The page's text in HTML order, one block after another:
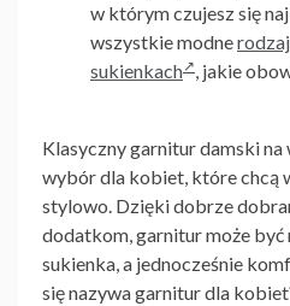
w którym czujesz się
wszystkie modne
sukienkach , jakie
Klasyczny garnitur damski na
wybór dla kobiet, które chcą
stylowo. Dzięki dobrze
dodatkom, garnitur może
sukienka, a jednocześnie
się nazywa garnitur dla